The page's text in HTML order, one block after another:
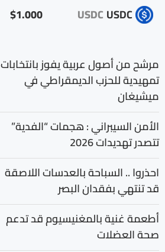
USDC
USDC
$1.000
مرشح من أصول عربية يفوز بانتخابات
تمهيدية للحزب الديمقراطي في
ميشيغان
الأمن السيبراني : هجمات “الفدية”
تتصدر تهديدات 2026
احذروا .. السباحة بالعدسات اللاصقة
قد تنتهي بفقدان البصر
أطعمة غنية بالمغنيسيوم قد تدعم
صحة العضلات